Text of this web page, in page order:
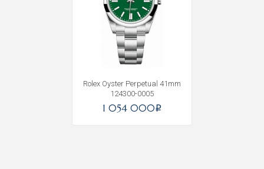
Rolex Oyster Perpetual 41mm
124300-0005
1 054 000i